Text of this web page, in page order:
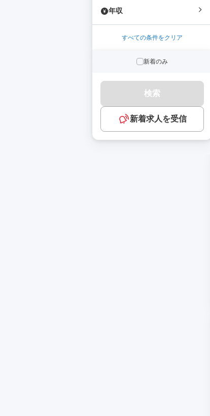
年収
すべての条件をクリア
新着のみ
検索
新着求人を受信